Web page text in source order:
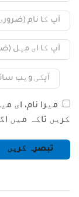
میرا نام، ای
کریں تاکہ میں